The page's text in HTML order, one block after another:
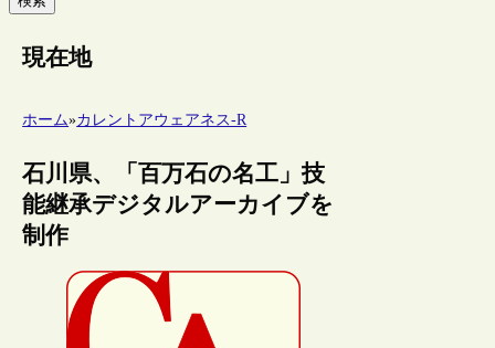
現在地
ホーム»カレントアウェアネス-R
石川県、「百万石の名工」技
能継承デジタルアーカイブを
制作